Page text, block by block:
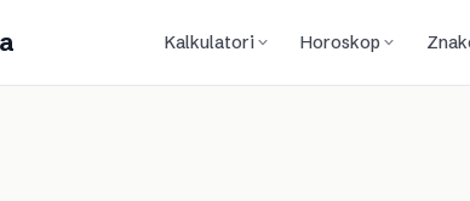
Kalkulatori Horoskop